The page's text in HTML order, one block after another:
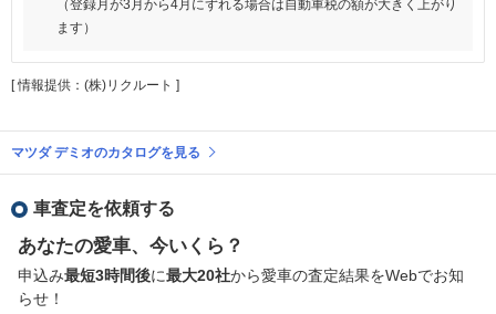
（登録月が3月から4月にずれる場合は自動車税の額が大きく上がり
ます）
[ 情報提供：(株)リクルート ]
マツダ デミオのカタログを見る
車査定を依頼する
あなたの愛車、今いくら？
申込み最短3時間後に最大20社から愛車の査定結果をWebでお知
らせ！